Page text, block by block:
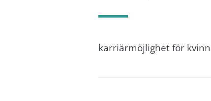
karriärmöjlighet för